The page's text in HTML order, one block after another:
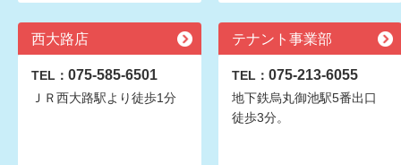
西大路店
TEL： 075-585-6501
ＪＲ西大路駅より徒歩1分
テナント事業部
TEL： 075-213-6055
地下鉄烏丸御池駅5番出口
徒歩3分。